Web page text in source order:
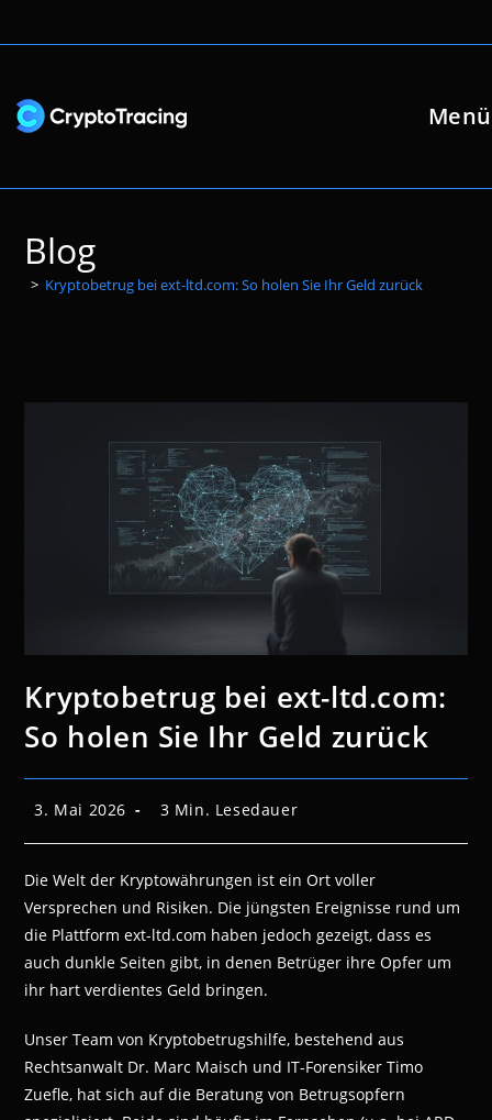
Inhalt
Menü
Blog
> Kryptobetrug bei ext-ltd.com: So holen Sie Ihr Geld zurück
Kryptobetrug bei ext-ltd.com:
So holen Sie Ihr Geld zurück
Beitrag
3. Mai 2026 Lesedauer:
3 Min. Lesedauer
Die Welt der Kryptowährungen ist ein Ort voller
Versprechen und Risiken. Die jüngsten Ereignisse rund um
die Plattform ext-ltd.com haben jedoch gezeigt, dass es
auch dunkle Seiten gibt, in denen Betrüger ihre Opfer um
ihr hart verdientes Geld bringen.
Unser Team von Kryptobetrugshilfe, bestehend aus
Rechtsanwalt Dr. Marc Maisch und IT-Forensiker Timo
Zuefle, hat sich auf die Beratung von Betrugsopfern